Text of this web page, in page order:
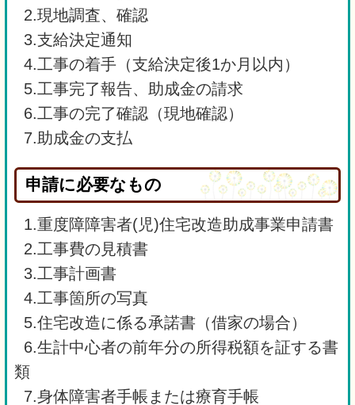
2.現地調査、確認
3.支給決定通知
4.工事の着手（支給決定後1か月以内）
5.工事完了報告、助成金の請求
6.工事の完了確認（現地確認）
7.助成金の支払
申請に必要なもの
1.重度障障害者(児)住宅改造助成事業申請書
2.工事費の見積書
3.工事計画書
4.工事箇所の写真
5.住宅改造に係る承諾書（借家の場合）
6.生計中心者の前年分の所得税額を証する書
類
7.身体障害者手帳または療育手帳